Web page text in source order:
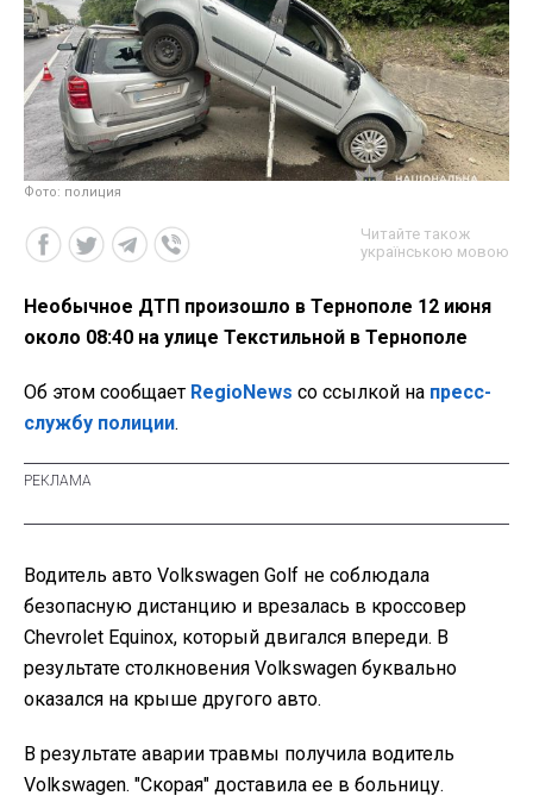
Фото: полиция
Читайте також
українською мовою
Необычное ДТП произошло в Тернополе 12 июня
около 08:40 на улице Текстильной в Тернополе
Об этом сообщает RegioNews со ссылкой на пресс-
службу полиции.
Водитель авто Volkswagen Golf не соблюдала
безопасную дистанцию и врезалась в кроссовер
Chevrolet Equinox, который двигался впереди. В
результате столкновения Volkswagen буквально
оказался на крыше другого авто.
В результате аварии травмы получила водитель
Volkswagen. "Скорая" доставила ее в больницу.